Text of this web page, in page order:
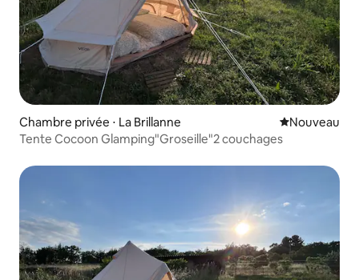
Chambre privée ⋅ La Brillanne Nouvel
Nouveau
Tente Cocoon Glamping"Groseille"2 couchages